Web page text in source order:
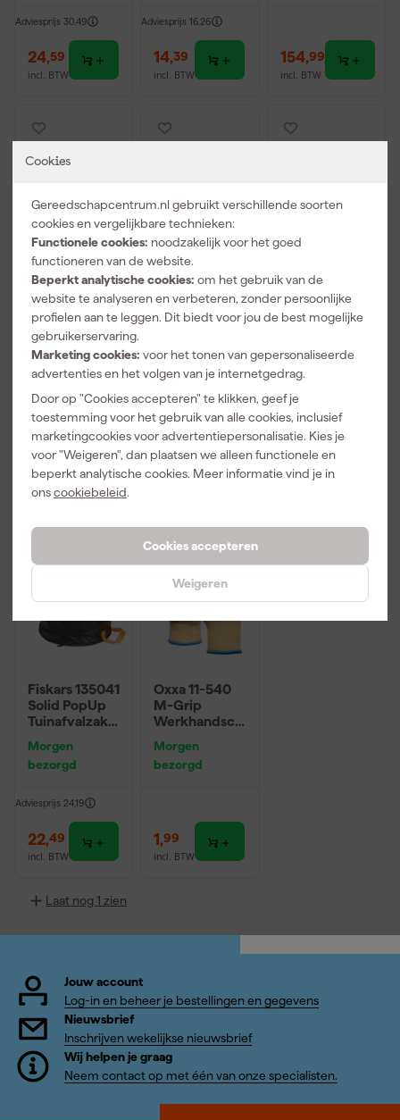
Cookies
Gereedschapcentrum.nl gebruikt verschillende soorten
cookies en vergelijkbare technieken:
Functionele cookies: noodzakelijk voor het goed
functioneren van de website.
Beperkt analytische cookies: om het gebruik van de
website te analyseren en verbeteren, zonder persoonlijke
profielen aan te leggen. Dit biedt voor jou de best mogelijke
gebruikerservaring.
Marketing cookies: voor het tonen van gepersonaliseerde
advertenties en het volgen van je internetgedrag.
Door op "Cookies accepteren" te klikken, geef je
toestemming voor het gebruik van alle cookies, inclusief
marketingcookies voor advertentiepersonalisatie. Kies je
voor "Weigeren", dan plaatsen we alleen functionele en
beperkt analytische cookies. Meer informatie vind je in
onscookiebeleid.
Cookies accepteren
Weigeren
Adviesprijs 30,49
24,59
incl. BTW
Adviesprijs 16,26
14,39
incl. BTW
154,99
incl. BTW
PerfectPro H-
30
Gehoorbesch
erming
Morgen
bezorgd
99
3M 8822
Stofmasker -
ventiel
Morgen
bezorgd
Adviesprijs 30,63
3
Stanley
SY120-2D EU
zonder
montuur -
Getint Glas
Morgen
bezorgd
Adviesprijs 6,86
4
Fiskars 135041
Solid PopUp
Tuinafvalzak -
Morgen
bezorgd
Adviesprijs 24,19
22,49
incl. BTW
Oxxa 11-540
M-Grip
Werkhandsch
Groen/Geel -
8/M
Morgen
bezorgd
1,99
incl. BTW
Laat nog 1 zien
Jouw account
Log-in en beheer je bestellingen en gegevens
Nieuwsbrief
Inschrijven wekelijkse nieuwsbrief
Wij helpen je graag
Neem contact op met één van onze specialisten.